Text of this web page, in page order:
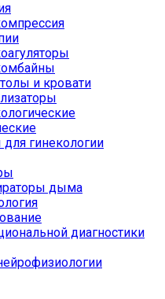
и кровати
гинекологии
дыма
диагностики